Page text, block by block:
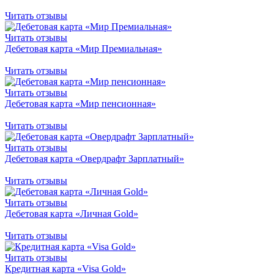
Читать отзывы
Читать отзывы
Дебетовая карта «Мир Премиальная»
Читать отзывы
Читать отзывы
Дебетовая карта «Мир пенсионная»
Читать отзывы
Читать отзывы
Дебетовая карта «Овердрафт Зарплатный»
Читать отзывы
Читать отзывы
Дебетовая карта «Личная Gold»
Читать отзывы
Читать отзывы
Кредитная карта «Visa Gold»